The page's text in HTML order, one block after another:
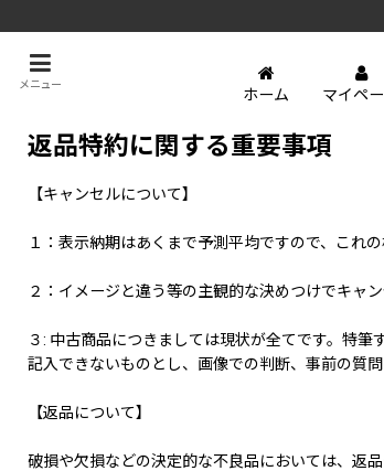
メニュー
ホーム マイペ
返品特約に関する重要事項
【キャンセルについて】
１：表示納期はあくまで予測平均ですので、これ
２：イメージと違う等の主観的な決めつけでキャ
３: 中古商品につきましては現状が全てです。特筆
記入できないものとし、画像での判断、事前の質
【返品について】
破損や欠損などの決定的な不良品においては、返